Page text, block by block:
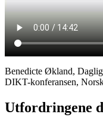
Benedicte Økland,
DIKT-konferansen,
Utfordringene